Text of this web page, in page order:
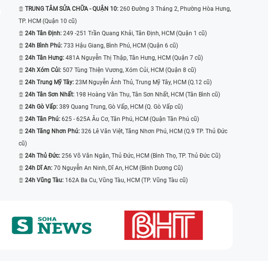
TRUNG TÂM SỬA CHỮA - QUẬN 10: 260 Đường 3 Tháng 2, Phường Hòa Hưng,
TP. HCM (Quận 10 cũ)
24h Tân Định: 249 -251 Trần Quang Khải, Tân Định, HCM (Quận 1 cũ)
24h Bình Phú: 733 Hậu Giang, Bình Phú, HCM (Quận 6 cũ)
24h Tân Hưng: 481A Nguyễn Thị Thập, Tân Hưng, HCM (Quận 7 cũ)
24h Xóm Củi: 507 Tùng Thiện Vương, Xóm Củi, HCM (Quận 8 cũ)
24h Trung Mỹ Tây: 23M Nguyễn Ảnh Thủ, Trung Mỹ Tây, HCM (Q.12 cũ)
24h Tân Sơn Nhất: 198 Hoàng Văn Thụ, Tân Sơn Nhất, HCM (Tân Bình cũ)
24h Gò Vấp: 389 Quang Trung, Gò Vấp, HCM (Q. Gò Vấp cũ)
24h Tân Phú: 625 - 625A Âu Cơ, Tân Phú, HCM (Quận Tân Phú cũ)
24h Tăng Nhơn Phú: 326 Lê Văn Việt, Tăng Nhơn Phú, HCM (Q.9 TP. Thủ Đức
cũ)
24h Thủ Đức: 256 Võ Văn Ngân, Thủ Đức, HCM (Bình Thọ, TP. Thủ Đức Cũ)
24h Dĩ An: 70 Nguyễn An Ninh, Dĩ An, HCM (Bình Dương Cũ)
24h Vũng Tàu: 162A Ba Cu, Vũng Tàu, HCM (TP. Vũng Tàu cũ)